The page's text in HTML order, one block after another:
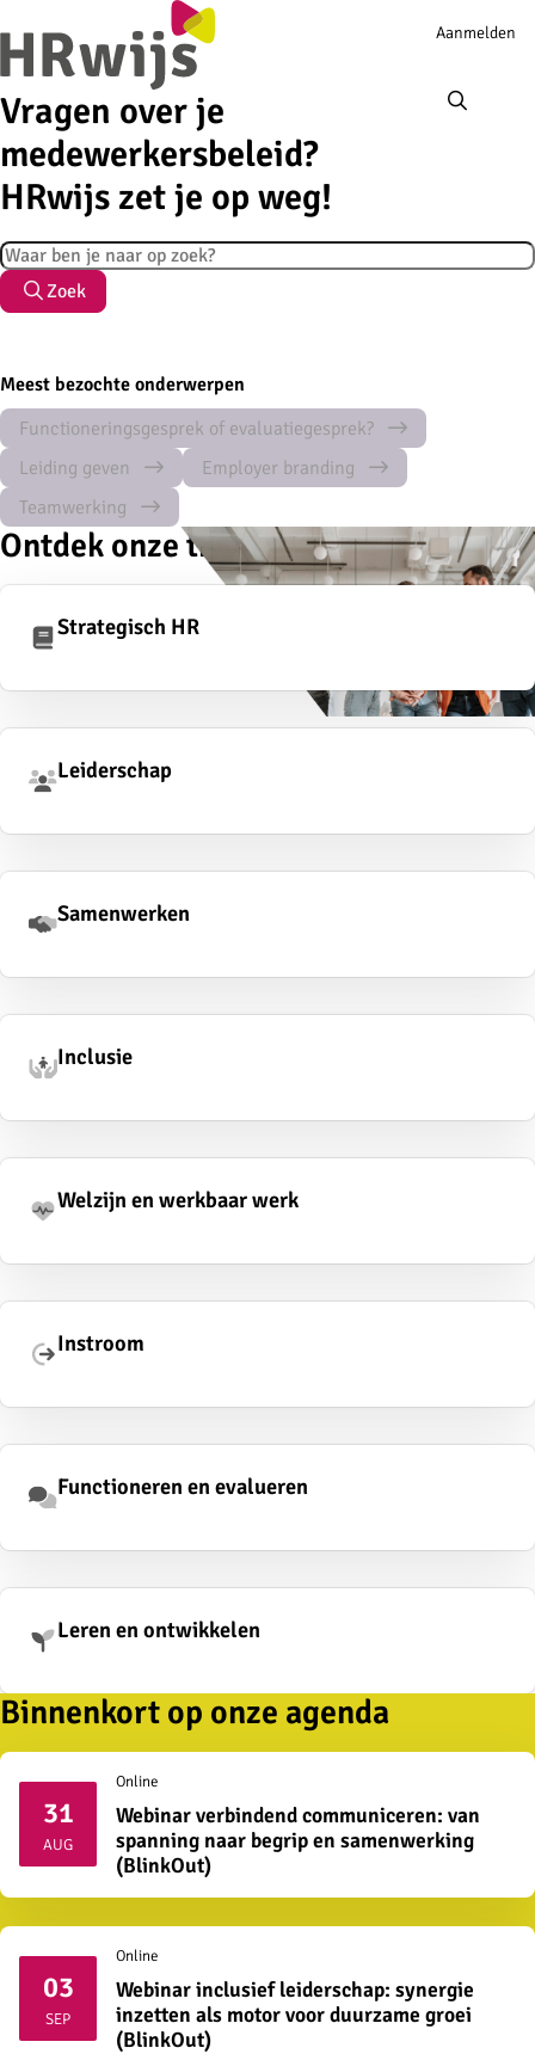
Account
Aanmelden
Vragen over je
medewerkersbeleid?
HRwijs zet je op weg!
Zoek
Zoek
Meest bezochte onderwerpen
Functioneringsgesprek of evaluatiegesprek?
Leiding geven
Employer branding
Teamwerking
Ontdek onze thema's
Strategisch HR
Leiderschap
Samenwerken
Inclusie
Welzijn en werkbaar werk
Instroom
Functioneren en evalueren
Leren en ontwikkelen
Binnenkort op onze agenda
31
AUG2026
Online
Webinar verbindend communiceren: van
spanning naar begrip en samenwerking
(BlinkOut)
03
SEP2026
Online
Webinar inclusief leiderschap: synergie
inzetten als motor voor duurzame groei
(BlinkOut)